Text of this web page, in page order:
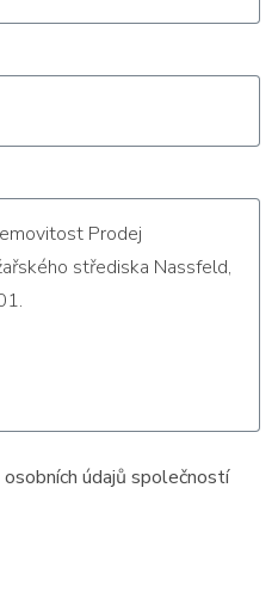
osobních údajů společností